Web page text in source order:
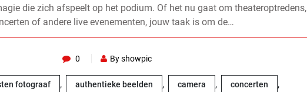
die zich afspeelt op het podium. Of het nu gaat om theateroptredens,
of andere live evenementen, jouw taak is om de…
0 By showpic
fotograaf , authentieke beelden , camera , concerten ,